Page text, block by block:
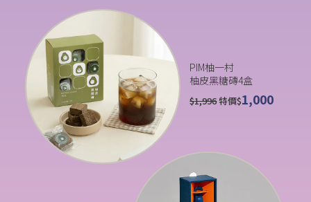
PIM柚一村
柚皮黑糖磚4盒
$1,996特價$1,000